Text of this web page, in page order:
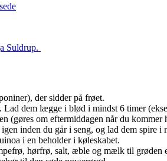
Suldrup.
der sidder på frøet.
dem lægge i blød i mindst 6 timer
(gøres om eftermiddagen når du kommer
inden du går i seng, og lad dem spire i
i en beholder i køleskabet.
hørfrø, salt, æble og mælk til grøden